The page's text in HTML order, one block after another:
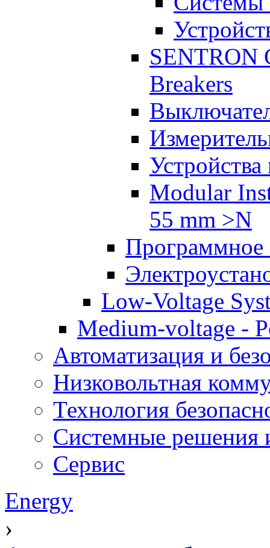
SENTRON
Breakers
Устройства
Modular
55 mm >N
Программное
Low-Voltage
Medium-voltage -
Автоматизация и
Низковольтная
Технология
Системные решения
Сервис
Energy
›